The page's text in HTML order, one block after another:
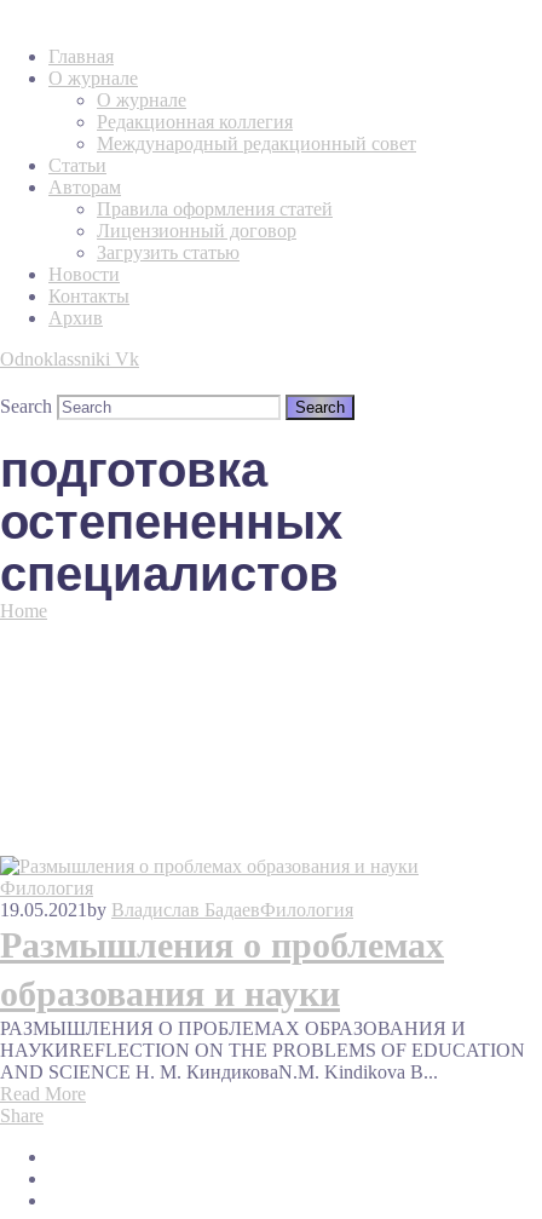
Главная
О журнале
О журнале
Редакционная коллегия
Международный редакционный совет
Статьи
Авторам
Правила оформления статей
Лицензионный договор
Загрузить статью
Новости
Контакты
Архив
Odnoklassniki Vk
Search
подготовка
остепененных
специалистов
Home
Филология
19.05.2021by Владислав БадаевФилология
Размышления о проблемах
образования и науки
РАЗМЫШЛЕНИЯ О ПРОБЛЕМАХ ОБРАЗОВАНИЯ И
НАУКИREFLECTION ON THE PROBLEMS OF EDUCATION
AND SCIENCE Н. М. КиндиковаN.M. Kindikova В...
Read More
Share